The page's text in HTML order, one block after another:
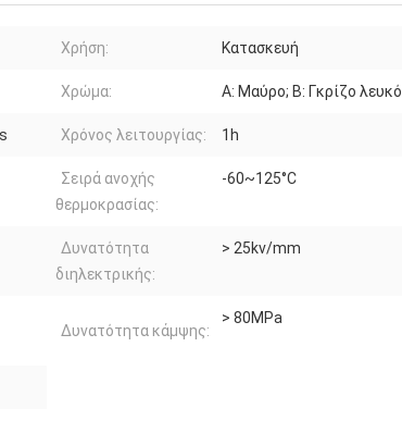
Χρήση: Κατασκευή
Χρώμα: Α: Μαύρο; Β: Γκρίζο λευκό
Χρόνος λειτουργίας: 1h
Σειρά ανοχής
θερμοκρασίας:
-60~125°C
Δυνατότητα
διηλεκτρικής:
> 25kv/mm
Δυνατότητα κάμψης:
> 80MPa